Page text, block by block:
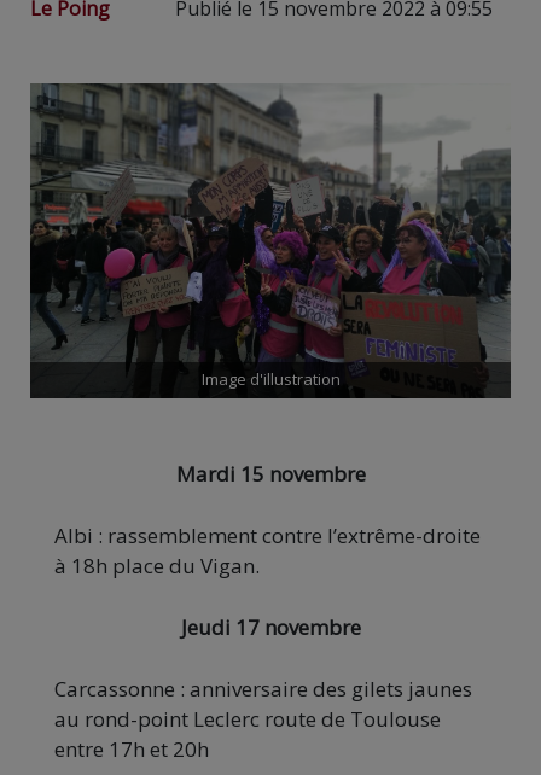
Le Poing Publié le 15 novembre 2022 à 09:55
Image d'illustration
Mardi 15 novembre
Albi : rassemblement contre l’extrême-droite
à 18h place du Vigan.
Jeudi 17 novembre
Carcassonne : anniversaire des gilets jaunes
au rond-point Leclerc route de Toulouse
entre 17h et 20h